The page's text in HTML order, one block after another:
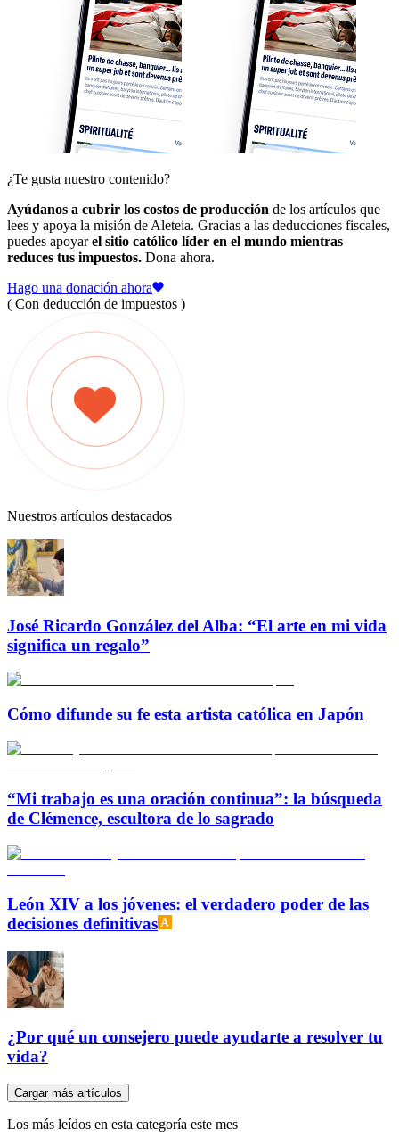
¿Te gusta nuestro contenido?
Ayúdanos a cubrir los costos de producción de los artículos que
lees y apoya la misión de Aleteia. Gracias a las deducciones fiscales,
puedes apoyarel sitio católico líder en el mundo mientras
reduces tus impuestos. Dona ahora.
Hago una donación ahora
( Con deducción de impuestos )
Nuestros artículos destacados
José Ricardo González del Alba: “El arte en mi vida
significa un regalo”
Cómo difunde su fe esta artista católica en Japón
“Mi trabajo es una oración continua”: la búsqueda
de Clémence, escultora de lo sagrado
León XIV a los jóvenes: el verdadero poder de las
decisiones definitivas
¿Por qué un consejero puede ayudarte a resolver tu
vida?
Cargar más artículos
Los más leídos en esta categoría este mes